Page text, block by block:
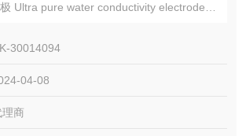
Ultra pure water conductivity electrode In
用于纯水及超纯水电导率的测量
30014094
04-08
理商